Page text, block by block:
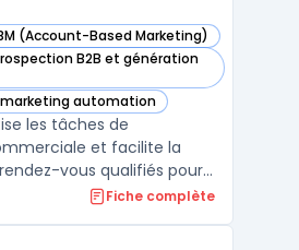
(Account-Based Marketing)
cette catégorie
B2B et génération
cette catégorie
marketing automation
cette catégorie
les tâches de
et facilite la
vous qualifiés pour
pipeline. Le produit
Fiche complète